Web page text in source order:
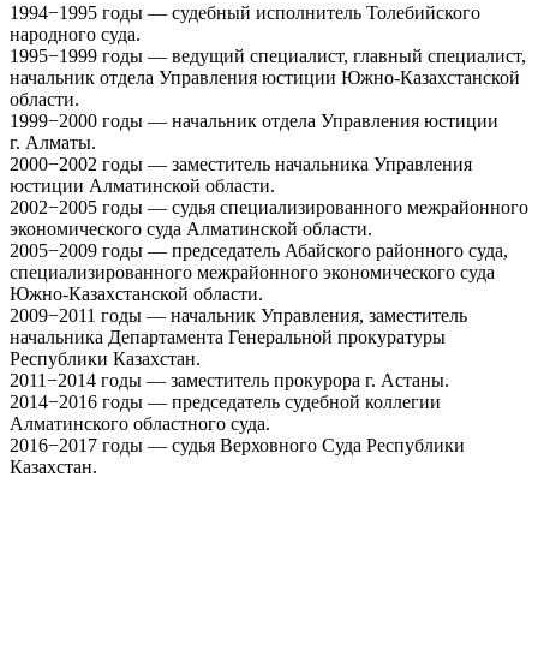
1994−1995 годы — судебный исполнитель Толебийского
народного суда.
1995−1999 годы — ведущий специалист, главный специалист,
начальник отдела Управления юстиции Южно-Казахстанской
области.
1999−2000 годы — начальник отдела Управления юстиции
г. Алматы.
2000−2002 годы — заместитель начальника Управления
юстиции Алматинской области.
2002−2005 годы — судья специализированного межрайонного
экономического суда Алматинской области.
2005−2009 годы — председатель Абайского районного суда,
специализированного межрайонного экономического суда
Южно-Казахстанской области.
2009−2011 годы — начальник Управления, заместитель
начальника Департамента Генеральной прокуратуры
Республики Казахстан.
2011−2014 годы — заместитель прокурора г. Астаны.
2014−2016 годы — председатель судебной коллегии
Алматинского областного суда.
2016−2017 годы — судья Верховного Суда Республики
Казахстан.